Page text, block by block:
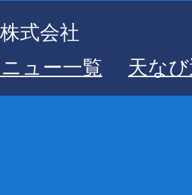
式会社
ュー一覧
天な